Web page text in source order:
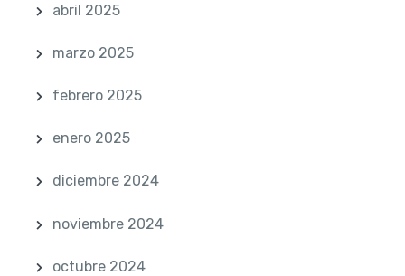
abril 2025
marzo 2025
febrero 2025
enero 2025
diciembre 2024
noviembre 2024
octubre 2024